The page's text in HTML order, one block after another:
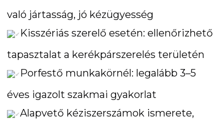
való jártasság, jó kézügyesség
Kisszériás szerelő esetén: ellenőrizhető
tapasztalat a kerékpárszerelés területén
Porfestő munkakörnél: legalább 3–5
éves igazolt szakmai gyakorlat
Alapvető kéziszerszámok ismerete,